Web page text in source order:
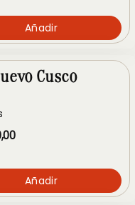
Añadir
Cusco
Añadir